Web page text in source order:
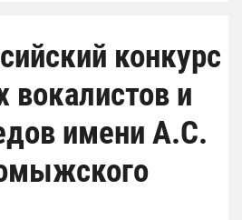
конкурс
и
имени А.С.